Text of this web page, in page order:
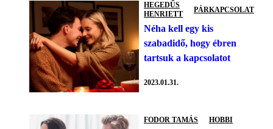
HEGEDŰS
HENRIETT
PÁRKAPCSOLAT
Néha kell egy kis
szabadidő, hogy ébren
tartsuk a kapcsolatot
2023.01.31.
FODOR TAMÁS HOBBI